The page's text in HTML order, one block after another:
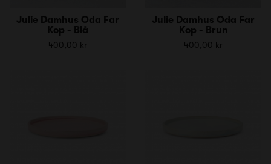
Julie Damhus Oda Far
Kop - Blå
400,00 kr
Julie Damhus Oda Far
Kop - Brun
400,00 kr